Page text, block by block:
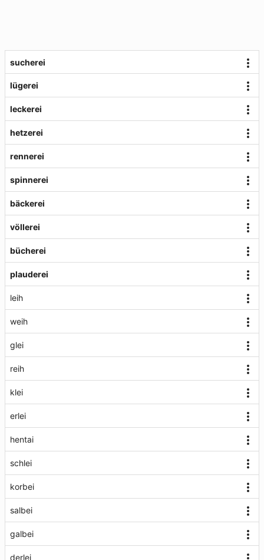
sucherei
lügerei
leckerei
hetzerei
rennerei
spinnerei
bäckerei
völlerei
bücherei
plauderei
leih
weih
glei
reih
klei
erlei
hentai
schlei
korbei
salbei
galbei
derlei